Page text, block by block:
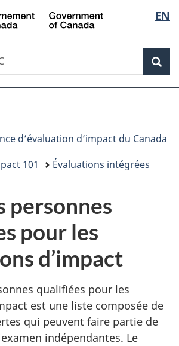
Passer
au
Passer
à
du
Passer
à
simplifiée
de
la
EN
d’évaluation d’impact du Canada
101
Évaluations intégrées
personnes
pour les
d’impact
qualifiées pour les
est une liste composée de
qui peuvent faire partie de
indépendantes. Le